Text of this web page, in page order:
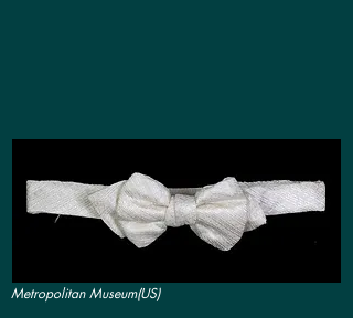
Metropolitan Museum(US)